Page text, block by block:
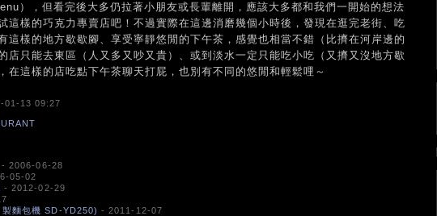
），但看完後大多仍拉著小朋友或長輩離開，應該大多都和我們一開始的想法
這樣的巧克力專賣店吧！不過實際在這邊消磨幾個小時後，發現在逛完老街、吃
這樣的地方歇歇腳、享受寧靜悠閒的下午茶，感覺也相當不錯（比擠在河岸邊的
店只能去東區（人又多又吵又貴）、或到淡水一定只能吃小吃（又擠又沒地方歇
在這樣的店吃點下午茶聊天打屁，也別有不同的悠閒和輕鬆哩～
01-13 09:27
- 2006-06-28
05-02
- 2012-02-29
麵包機 SD-YD250) - 2011-12-07